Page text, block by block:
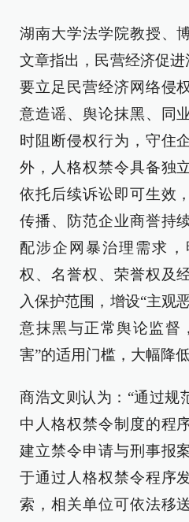
湖南大学法学院教授、
文章指出，民营经济促进
要立足民营经济网络侵
意造谣、舆论抹黑、同
时阻断侵权行为，守住
外，人格权禁令具备独
依托后续诉讼即可生效
传播、防范企业商誉持
配涉企网暴治理需求
权、名誉权、荣誉权及
入保护范围，增设“主观
意抹黑与正常舆论监督
害”的适用门槛，大幅降
商浩文则认为：“通过规
中人格权禁令制度的程
建立禁令申请与刑事报
于通过人格权禁令程序
索，相关单位可依法移